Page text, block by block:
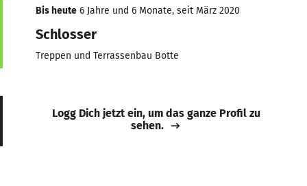
Bis heute 6 Jahre und 6 Monate, seit März 2020
Schlosser
Treppen und Terrassenbau Botte
Logg Dich jetzt ein, um das ganze Profil zu
sehen.